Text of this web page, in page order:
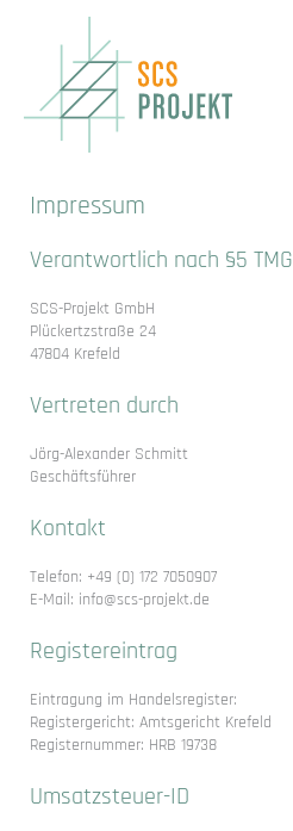
Impressum
Verantwortlich nach §5 TMG
SCS-Projekt GmbH
Plückertzstraße 24
47804 Krefeld
Vertreten durch
Jörg-Alexander Schmitt
Geschäftsführer
Kontakt
Telefon: +49 (0) 172 7050907
E-Mail: info@scs-projekt.de
Registereintrag
Eintragung im Handelsregister:
Registergericht: Amtsgericht Krefeld
Registernummer: HRB 19738
Umsatzsteuer-ID